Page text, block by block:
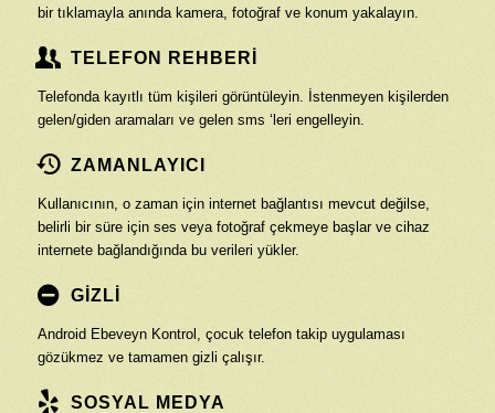
bir tıklamayla anında kamera, fotoğraf ve konum yakalayın.
TELEFON REHBERİ
Telefonda kayıtlı tüm kişileri görüntüleyin. İstenmeyen kişilerden
gelen/giden aramaları ve gelen sms ‘leri engelleyin.
ZAMANLAYICI
Kullanıcının, o zaman için internet bağlantısı mevcut değilse,
belirli bir süre için ses veya fotoğraf çekmeye başlar ve cihaz
internete bağlandığında bu verileri yükler.
GİZLİ
Android Ebeveyn Kontrol, çocuk telefon takip uygulaması
gözükmez ve tamamen gizli çalışır.
SOSYAL MEDYA